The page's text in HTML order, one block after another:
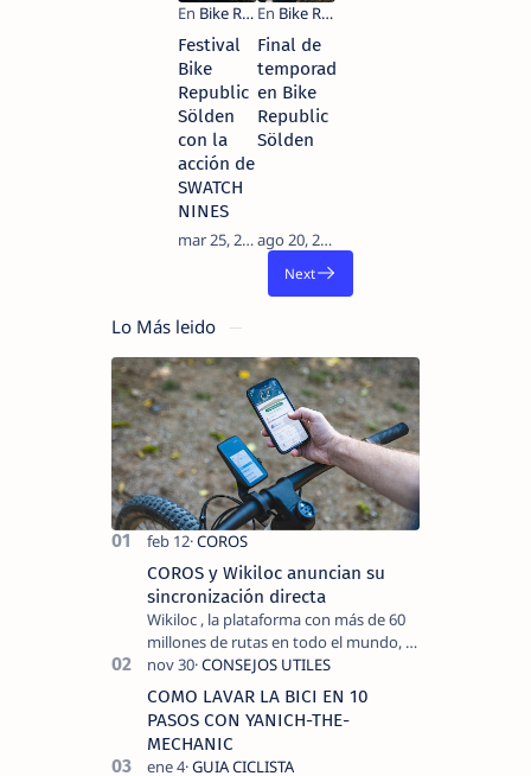
Festival
Bike
Republic
Sölden
con la
acción de
SWATCH
NINES
Final de
temporada
en Bike
Republic
Sölden
Lo Más leido
COROS y Wikiloc anuncian su
sincronización directa
Wikiloc , la plataforma con más de 60
millones de rutas en todo el mundo, y
COROS , marca de dispositivos GPS
reconocida mundialmente por su
tecnolo…
COMO LAVAR LA BICI EN 10
PASOS CON YANICH-THE-
MECHANIC